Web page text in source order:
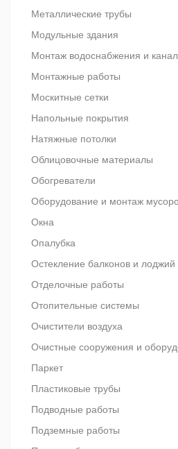
Металлические трубы
Модульные здания
Монтаж водоснабжения и
Монтажные работы
Москитные сетки
Напольные покрытия
Натяжные потолки
Облицовочные материалы
Обогреватели
Оборудование и монтаж
Окна
Опалубка
Остекление балконов и лоджий
Отделочные работы
Отопительные системы
Очистители воздуха
Очистные сооружения и
Паркет
Пластиковые трубы
Подводные работы
Подземные работы